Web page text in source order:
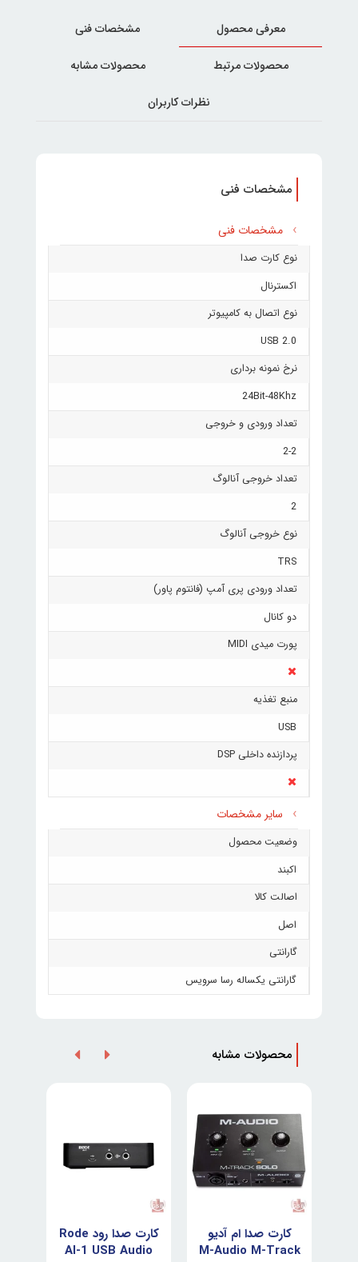
معرفی محصول مشخصات فنی
محصولات مرتبط محصولات مشابه
نظرات کاربران
مشخصات فنی
مشخصات فنی
نوع کارت صدا
اکسترنال
نوع اتصال به کامپیوتر
USB 2.0
نرخ نمونه برداری
24Bit-48Khz
تعداد ورودی و خروجی
2-2
تعداد خروجی آنالوگ
2
نوع خروجی آنالوگ
TRS
تعداد ورودی پری آمپ (فانتوم پاور)
دو کانال
پورت میدی MIDI
منبع تغذیه
USB
پردازنده داخلی DSP
سایر مشخصات
وضعیت محصول
اکبند
اصالت کالا
اصل
گارانتی
گارانتی یکساله رسا سرویس
محصولات مشابه
کارت صدا ام آدیو
M-Audio M-Track
کارت صدا رود Rode
AI-1 USB Audio